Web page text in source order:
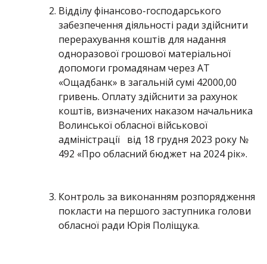
Відділу фінансово-господарського
забезпечення діяльності ради здійснити
перерахування коштів для надання
одноразової грошової матеріальної
допомоги громадянам через АТ
«Ощадбанк» в загальній сумі 42000,00
гривень. Оплату здійснити за рахунок
коштів, визначених наказом начальника
Волинської обласної військової
адміністрації від 18 грудня 2023 року №
492 «Про обласний бюджет на 2024 рік».
Контроль за виконанням розпорядження
покласти на першого заступника голови
обласної ради Юрія Поліщука.